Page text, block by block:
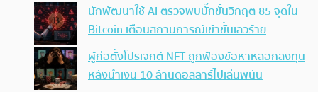
นักพัฒนาใช้ AI ตรวจพบบั๊กขั้นวิกฤต 85 จุดใน
Bitcoin เตือนสถานการณ์เข้าขั้นเลวร้าย
ผู้ก่อตั้งโปรเจกต์ NFT ถูกฟ้องข้อหาหลอกลงทุน
หลังนำเงิน 10 ล้านดอลลาร์ไปเล่นพนัน